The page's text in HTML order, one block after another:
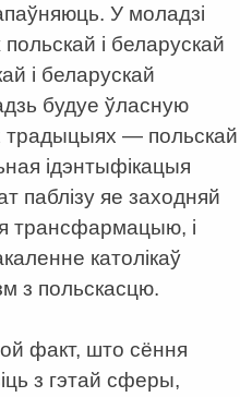
У моладзі
і беларускай
і беларускай
будуе ўласную
— польскай
ідэнтыфікацыя
паблізу яе заходняй
трансфармацыю, і
католікаў
з польскасцю.
факт, што сёння
з гэтай сферы,